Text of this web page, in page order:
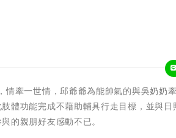
牽一世情，邱爺爺為能帥氣的與吳奶奶
體功能完成不藉助輔具行走目標，並與
的親朋好友感動不已。